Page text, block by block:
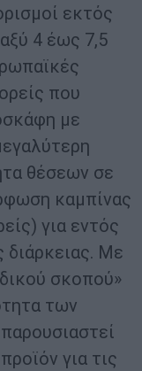
εκτός
4 έως 7,5
που
με
θέσεων σε
καμπίνας
για εντός
διάρκειας. Με
σκοπού»
των
για τις